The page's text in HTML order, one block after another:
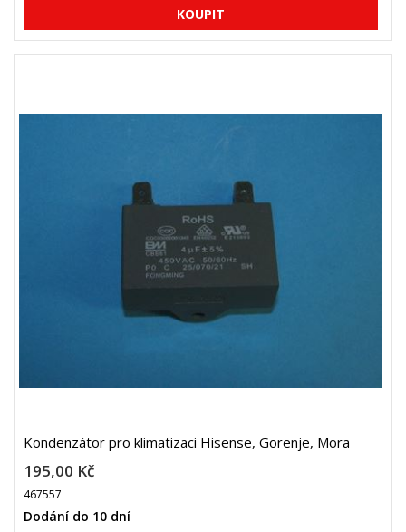
Kondenzátor pro klimatizaci Hisense, Gorenje, Mora
195,00 Kč
467557
Dodání do 10 dní